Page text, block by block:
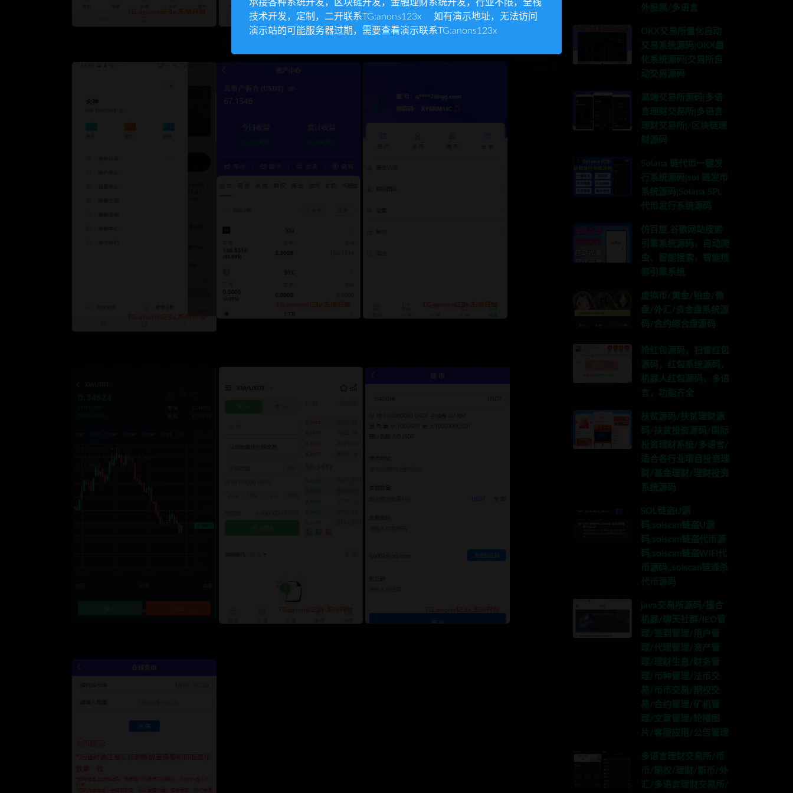
外股票/多语言
OKX交易所量化自动
交易系统源码|OKX量
化系统源码|交易所自
动交易源码
高端交易所源码|多语
言理财交易所|多语言
理财交易所|/区块链理
财源码
Solana 链代币一键发
行系统源码|sol 链发币
系统源码|Solana SPL
代币发行系统源码
仿百度,谷歌网站搜索
引擎系统源码，自动爬
虫、智能搜索，智能搜
索引擎系统
虚拟币/黄金/铂金/微
盘/外汇/资金盘系统源
码/合约综合盘源码
抢红包源码，扫雷红包
源码，红包系统源码，
机器人红包源码，多语
言，功能齐全
扶贫源码/扶贫理财源
码/扶贫投资源码/国际
投资理财系统/多语言/
适合各行业项目投资理
财/基金理财/理财投资
系统源码
SOL链盗U源
码,solscan链盗U源
码,solscan链盗代币源
码,solscan链盗WIFI代
币源码,,solscan链通杀
代币源码
java交易所源码/撮合
机器/聊天社群/IEO管
理/签到管理/用户管
理/代理管理/资产管
理/理财生息/财务管
理/币种管理/法币交
易/币币交易/期权交
易/合约管理/矿机管
理/文章管理/轮播图
片/客服应用/公告管理
多语言理财交易所/币
币/期权/理财/新币/外
汇/多语言理财交易所/
承接各种系统开发，区块链开发，金融理财系统开发，行业不限，全栈
技术开发，定制，二开联系TG:anons123x 如有演示地址，无法访问
演示站的可能服务器过期，需要查看演示联系TG:anons123x